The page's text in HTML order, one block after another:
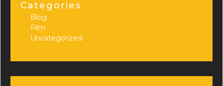
Categories
Blog
Film
Uncategorized